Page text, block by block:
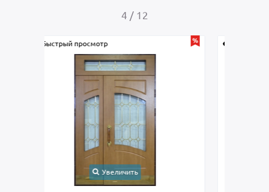
4 / 12
Быстрый просмотр
Увеличить